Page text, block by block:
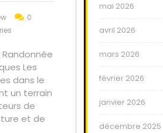
0
Les
dans le
un terrain
de
et de
mai 2026
avril 2026
mars 2026
février 2026
janvier 2026
décembre 2025